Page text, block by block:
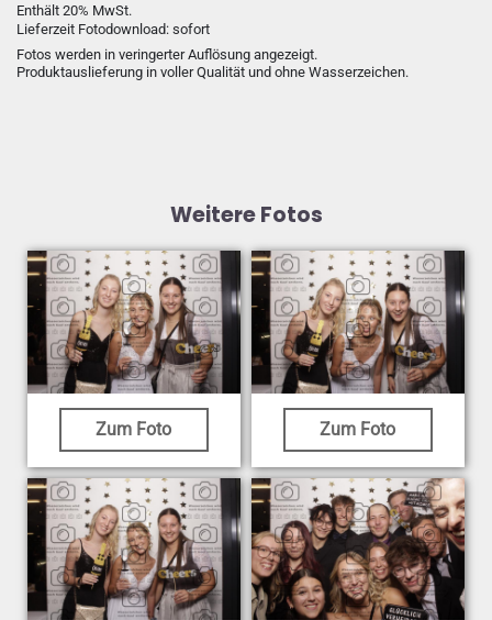
Enthält 20% MwSt.
Lieferzeit Fotodownload: sofort
Fotos werden in veringerter Auflösung angezeigt.
Produktauslieferung in voller Qualität und ohne Wasserzeichen.
Weitere Fotos
Zum Foto Zum Foto